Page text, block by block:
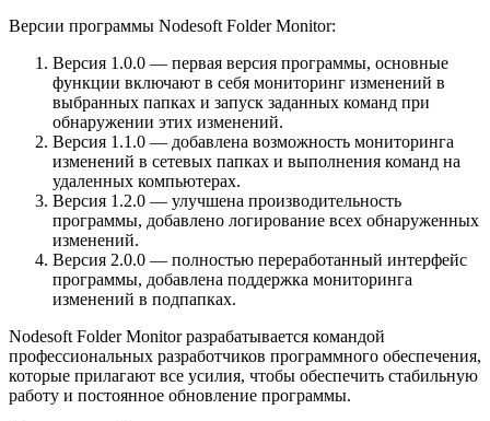
Версии программы Nodesoft Folder Monitor:
Версия 1.0.0 — первая версия программы, основные
функции включают в себя мониторинг изменений в
выбранных папках и запуск заданных команд при
обнаружении этих изменений.
Версия 1.1.0 — добавлена возможность мониторинга
изменений в сетевых папках и выполнения команд на
удаленных компьютерах.
Версия 1.2.0 — улучшена производительность
программы, добавлено логирование всех обнаруженных
изменений.
Версия 2.0.0 — полностью переработанный интерфейс
программы, добавлена поддержка мониторинга
изменений в подпапках.
Nodesoft Folder Monitor разрабатывается командой
профессиональных разработчиков программного обеспечения,
которые прилагают все усилия, чтобы обеспечить стабильную
работу и постоянное обновление программы.